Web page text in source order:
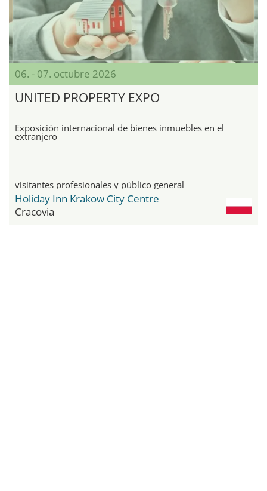
06. - 07. octubre 2026
UNITED PROPERTY EXPO
Exposición internacional de bienes inmuebles en el
extranjero
visitantes profesionales y público general
Holiday Inn Krakow City Centre
Cracovia